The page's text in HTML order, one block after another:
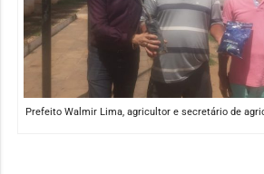
Prefeito Walmir Lima, agricultor e secretário de